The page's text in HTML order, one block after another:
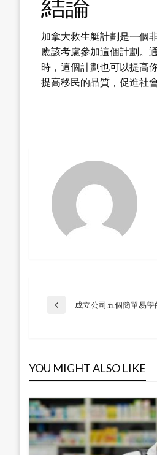
結論
加拿大救生艇計劃是一個
應該考慮參加這個計劃。
時，這個計劃也可以提高
提高移民的品質，促進社
Post
Previous
成立公司五個簡單易學
YOU MIGHT ALSO LIKE